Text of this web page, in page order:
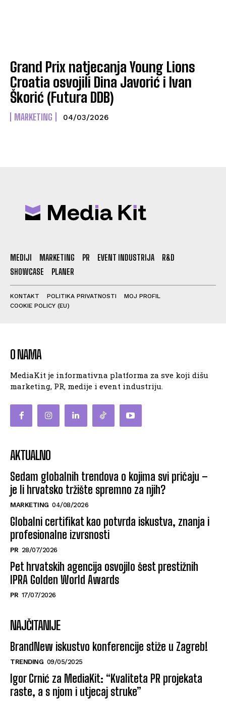
Grand Prix natjecanja Young Lions
Croatia osvojili Dina Javorić i Ivan
Škorić (Futura DDB)
MARKETING 04/03/2026
MEDIJI MARKETING PR EVENT INDUSTRIJA
R&D
SHOWCASE
PLANER
KONTAKT POLITIKA PRIVATNOSTI
MOJ PROFIL
COOKIE POLICY (EU)
O NAMA
MediaKit je informativna platforma za sve koji dišu
marketing, PR, medije i event industriju.
AKTUALNO
Sedam globalnih trendova o kojima svi pričaju –
je li hrvatsko tržište spremno za njih?
MARKETING 04/08/2026
Globalni certifikat kao potvrda iskustva, znanja i
profesionalne izvrsnosti
PR 28/07/2026
Pet hrvatskih agencija osvojilo šest prestižnih
IPRA Golden World Awards
PR 17/07/2026
NAJČITANIJE
BrandNew iskustvo konferencije stiže u Zagreb!
TRENDING 09/05/2025
Igor Crnić za MediaKit: “Kvaliteta PR projekata
raste, a s njom i utjecaj struke”